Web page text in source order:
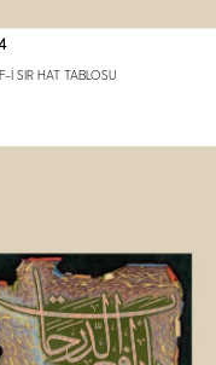
İ SIR HAT TABLOSU